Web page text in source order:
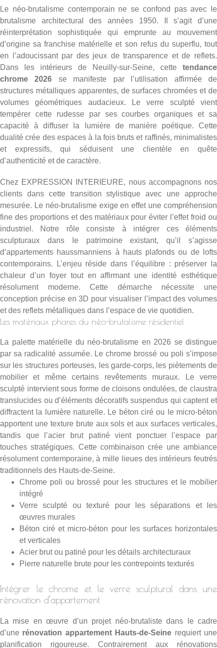
Le néo-brutalisme contemporain ne se confond pas avec le
brutalisme architectural des années 1950. Il s’agit d’une
réinterprétation sophistiquée qui emprunte au mouvement
d’origine sa franchise matérielle et son refus du superflu, tout
en l’adoucissant par des jeux de transparence et de reflets.
Dans les intérieurs de Neuilly-sur-Seine, cette tendance
chrome 2026 se manifeste par l’utilisation affirmée de
structures métalliques apparentes, de surfaces chromées et de
volumes géométriques audacieux. Le verre sculpté vient
tempérer cette rudesse par ses courbes organiques et sa
capacité à diffuser la lumière de manière poétique. Cette
dualité crée des espaces à la fois bruts et raffinés, minimalistes
et expressifs, qui séduisent une clientèle en quête
d’authenticité et de caractère.
Chez EXPRESSION INTERIEURE, nous accompagnons nos
clients dans cette transition stylistique avec une approche
mesurée. Le néo-brutalisme exige en effet une compréhension
fine des proportions et des matériaux pour éviter l’effet froid ou
industriel. Notre rôle consiste à intégrer ces éléments
sculpturaux dans le patrimoine existant, qu’il s’agisse
d’appartements haussmanniens à hauts plafonds ou de lofts
contemporains. L’enjeu réside dans l’équilibre : préserver la
chaleur d’un foyer tout en affirmant une identité esthétique
résolument moderne. Cette démarche nécessite une
conception précise en 3D pour visualiser l’impact des volumes
et des reflets métalliques dans l’espace de vie quotidien.
Les matériaux phares du néo-brutalisme résidentiel
La palette matérielle du néo-brutalisme en 2026 se distingue
par sa radicalité assumée. Le chrome brossé ou poli s’impose
sur les structures porteuses, les garde-corps, les piètements de
mobilier et même certains revêtements muraux. Le verre
sculpté intervient sous forme de cloisons ondulées, de claustra
translucides ou d’éléments décoratifs suspendus qui captent et
diffractent la lumière naturelle. Le béton ciré ou le micro-béton
apportent une texture brute aux sols et aux surfaces verticales,
tandis que l’acier brut patiné vient ponctuer l’espace par
touches stratégiques. Cette combinaison crée une ambiance
résolument contemporaine, à mille lieues des intérieurs feutrés
traditionnels des Hauts-de-Seine.
Chrome poli ou brossé pour les structures et le mobilier
intégré
Verre sculpté ou texturé pour les séparations et les
œuvres murales
Béton ciré et micro-béton pour les surfaces horizontales
et verticales
Acier brut ou patiné pour les détails architecturaux
Pierre naturelle brute pour les contrepoints texturés
Intégrer le chrome et le verre sculptural dans une
rénovation d’appartement
La mise en œuvre d’un projet néo-brutaliste dans le cadre
d’une rénovation appartement Hauts-de-Seine requiert une
planification rigoureuse. Contrairement aux rénovations